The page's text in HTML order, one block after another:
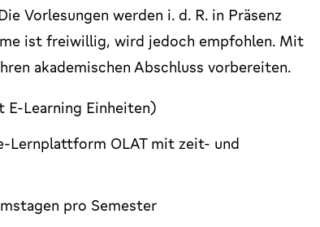
Vorlesungen werden i. d. R. in Präsenz
ist freiwillig, wird jedoch empfohlen. Mit
akademischen Abschluss vorbereiten.
Learning Einheiten)
Lernplattform OLAT mit zeit- und
pro Semester